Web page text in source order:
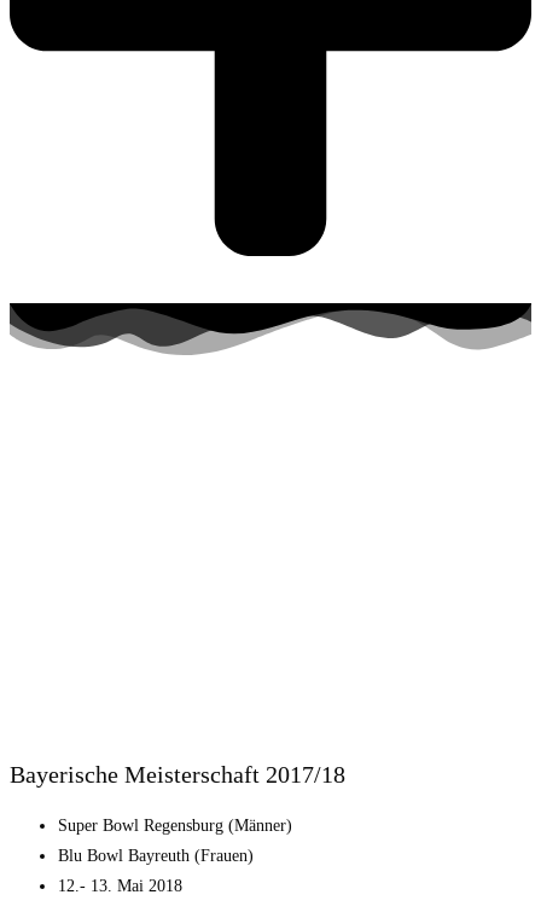
Bayerische Meisterschaft 2017/18
Super Bowl Regensburg (Männer)
Blu Bowl Bayreuth (Frauen)
12.- 13. Mai 2018